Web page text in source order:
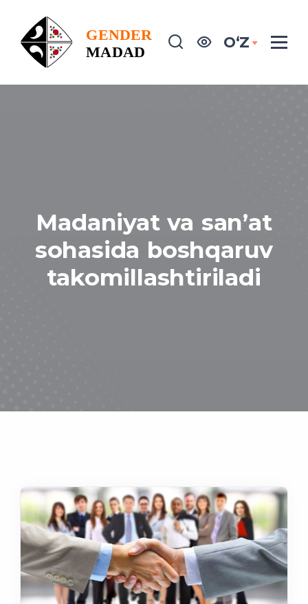
OʻZ
Madaniyat va sanʼat
sohasida boshqaruv
takomillashtiriladi